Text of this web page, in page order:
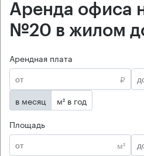
Аренда офиса
№20 в жилом
Арендная плата
₽
в месяц
м² в год
Площадь
м²